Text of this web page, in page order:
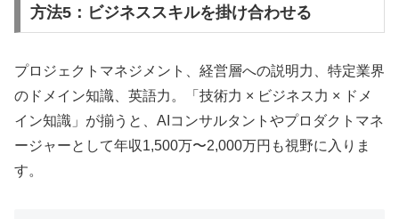
方法5：ビジネススキルを掛け合わせる
プロジェクトマネジメント、経営層への説明力、特定業界
のドメイン知識、英語力。「技術力 × ビジネス力 × ドメ
イン知識」が揃うと、AIコンサルタントやプロダクトマネ
ージャーとして年収1,500万〜2,000万円も視野に入りま
す。